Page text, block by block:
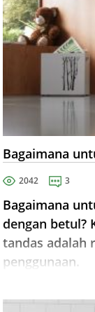
Bagaimana
2042 3
Bagaimana
dengan betul?
tandas adalah
penggunaan.